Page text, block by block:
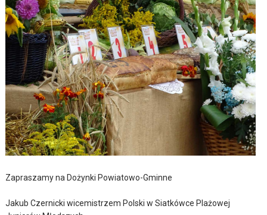
Zapraszamy na Dożynki Powiatowo-Gminne
Jakub Czernicki wicemistrzem Polski w Siatkówce Plażowej